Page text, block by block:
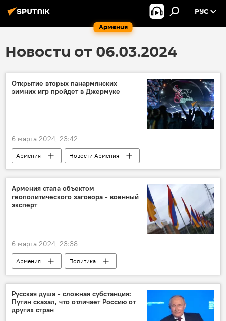
Армения
РУС
Новости от 06.03.2024
Открытие вторых панармянских
зимних игр пройдет в Джермуке
6 марта 2024, 23:42
Армения Новости Армения
Армения стала объектом
геополитического заговора - военный
эксперт
6 марта 2024, 23:38
Армения
Политика
Новости Армения
Русская душа - сложная субстанция:
Путин сказал, что отличает Россию от
других стран